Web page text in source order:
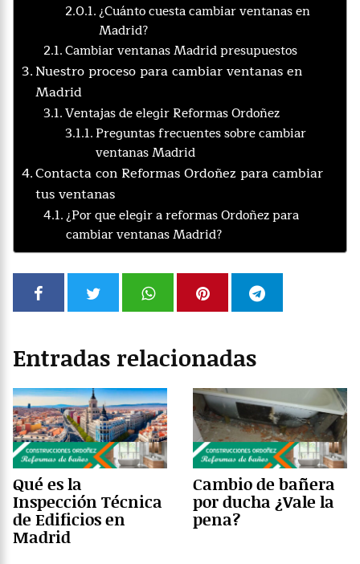
¿Cuánto cuesta cambiar ventanas en
Madrid?
Cambiar ventanas Madrid presupuestos
Nuestro proceso para cambiar ventanas en
Madrid
Ventajas de elegir Reformas Ordoñez
Preguntas frecuentes sobre cambiar
ventanas Madrid
Contacta con Reformas Ordoñez para cambiar
tus ventanas
¿Por que elegir a reformas Ordoñez para
cambiar ventanas Madrid?
Entradas relacionadas
Qué es la
Inspección Técnica
de Edificios en
Madrid
Cambio de bañera
por ducha ¿Vale la
pena?